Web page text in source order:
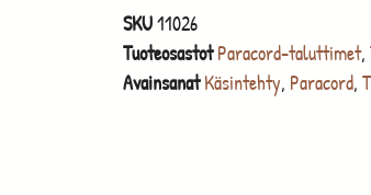
SKU11026
Tuoteosastot Paracord-taluttimet,
Avainsanat Käsintehty, Paracord,